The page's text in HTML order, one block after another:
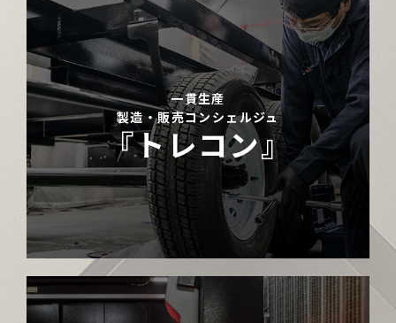
一貫生産
製造・販売コンシェルジュ
『トレコン』